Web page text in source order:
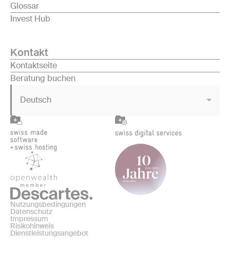
Glossar
Invest Hub
Kontakt
Kontaktseite
Beratung buchen
Deutsch
Nutzungsbedingungen
Datenschutz
Impressum
Risikohinweis
Dienstleistungsangebot